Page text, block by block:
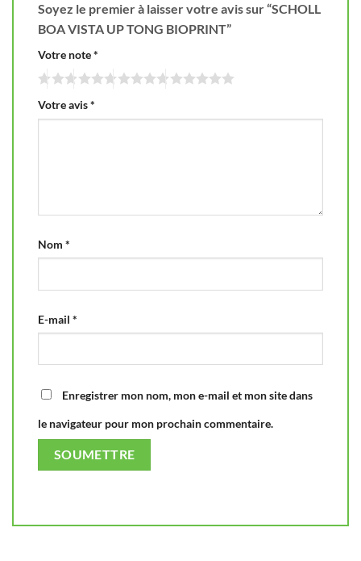
Soyez le premier à laisser votre avis sur “SCHOLL
BOA VISTA UP TONG BIOPRINT”
Votre note*
Votre avis*
Nom *
E-mail *
Enregistrer mon nom, mon e-mail et mon site dans
le navigateur pour mon prochain commentaire.